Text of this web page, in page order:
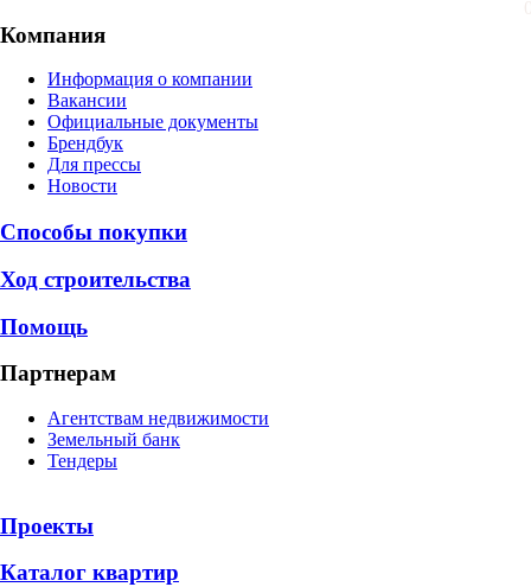
Компания
Информация о компании
Вакансии
Официальные документы
Брендбук
Для прессы
Новости
Способы покупки
Ход строительства
Помощь
Партнерам
Агентствам недвижимости
Земельный банк
Тендеры
Проекты
Каталог квартир